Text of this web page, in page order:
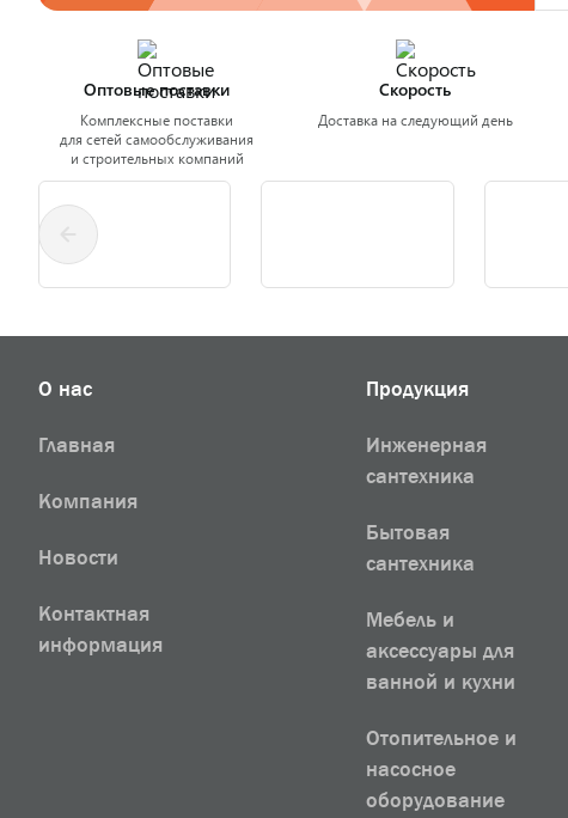
Оптовые поставки
Комплексные поставки
для сетей самообслуживания
и строительных компаний
Скорость
Доставка на следующий день
О нас
Главная
Компания
Новости
Контактная
информация
Продукция
Инженерная
сантехника
Бытовая
сантехника
Мебель и
аксессуары для
ванной и кухни
Отопительное и
насосное
оборудование